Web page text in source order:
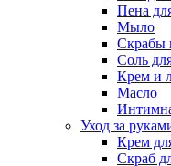
Пена
Мыло
Скрабы
Соль
Крем и
Масло
Уход за
Крем
Скраб